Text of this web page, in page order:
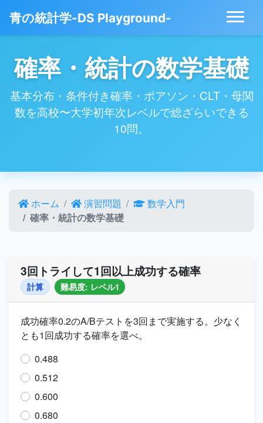
青の統計学-DS Playground-
確率・統計の数学基礎
基本分布・条件付き確率・ポアソン・CLT・母関
数を高校〜大学初年次レベルで総ざらいできる
10問。
ホーム 演習問題
数学入門
確率・統計の数学基礎
3回トライして1回以上成功する確率
計算 難易度: レベル1
成功確率0.2のA/Bテストを3回まで実施する。少なく
とも1回成功する確率を選べ。
0.488
0.512
0.600
0.680